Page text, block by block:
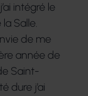
intégré le
Salle.
de me
année de
Saint-
dure j’ai